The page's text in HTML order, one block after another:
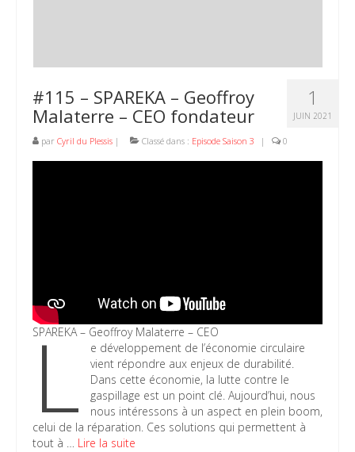
1
JUIN 2021
#115 – SPAREKA – Geoffroy
Malaterre – CEO fondateur
par Cyril du Plessis | Classé dans : Episode Saison 3 | 0
SPAREKA – Geoffroy Malaterre – CEO
L
e développement de l’économie circulaire
vient répondre aux enjeux de durabilité.
Dans cette économie, la lutte contre le
gaspillage est un point clé. Aujourd’hui, nous
nous intéressons à un aspect en plein boom,
celui de la réparation. Ces solutions qui permettent à
tout à … Lire la suite